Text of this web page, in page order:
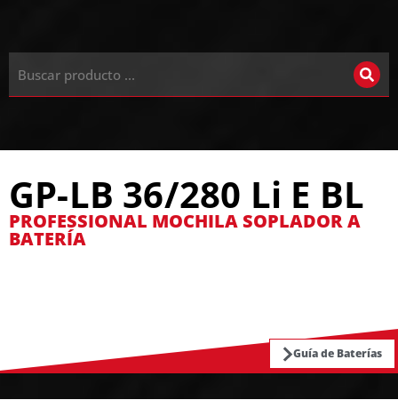
GP-LB 36/280 Li E BL
PROFESSIONAL MOCHILA SOPLADOR A
BATERÍA
Guía de Baterías